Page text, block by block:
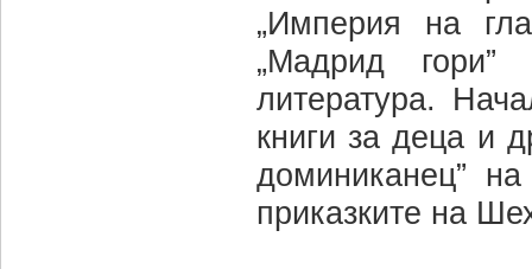
„Империя на
„Мадрид гори”
литература.
книги за деца и
доминиканец”
приказките на